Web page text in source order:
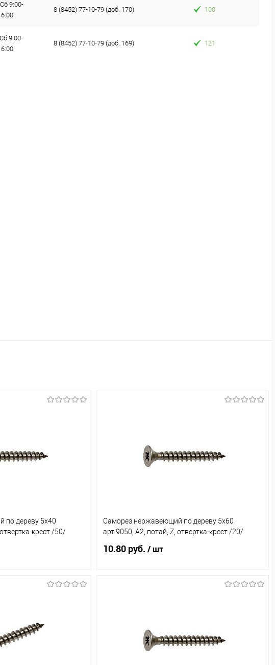
9:00-
8 (8452) 77-10-79 (доб. 170) 100
9:00-
8 (8452) 77-10-79 (доб. 169) 121
по дереву 5х40
крест /50/
В наличии (224)
Саморез нержавеющий по дереву 5х60
арт.9050, А2, потай, Z, отвертка-крест /20/
10.80 руб. / шт
В избранное
В наличии (157)